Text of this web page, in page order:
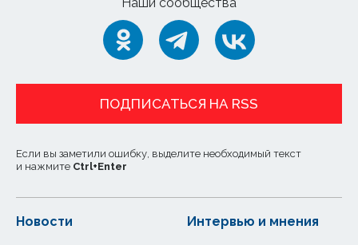
ПОДПИСАТЬСЯ НА RSS
Если вы заметили ошибку, выделите необходимый текст
и нажмите Ctrl+Enter
Новости Интервью и мнения